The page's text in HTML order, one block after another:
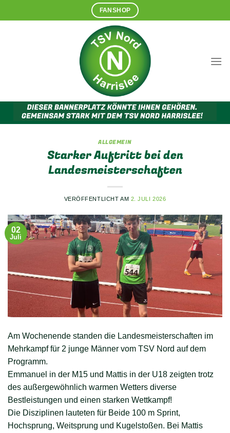
Inhalt
FANSHOP
ALLGEMEIN
Starker Auftritt bei den
Landesmeisterschaften
VERÖFFENTLICHT AM 2. JULI 2026
02
Juli
Am Wochenende standen die Landesmeisterschaften im
Mehrkampf für 2 junge Männer vom TSV Nord auf dem
Programm.
Emmanuel in der M15 und Mattis in der U18 zeigten trotz
des außergewöhnlich warmen Wetters diverse
Bestleistungen und einen starken Wettkampf!
Die Disziplinen lauteten für Beide 100 m Sprint,
Hochsprung, Weitsprung und Kugelstoßen. Bei Mattis